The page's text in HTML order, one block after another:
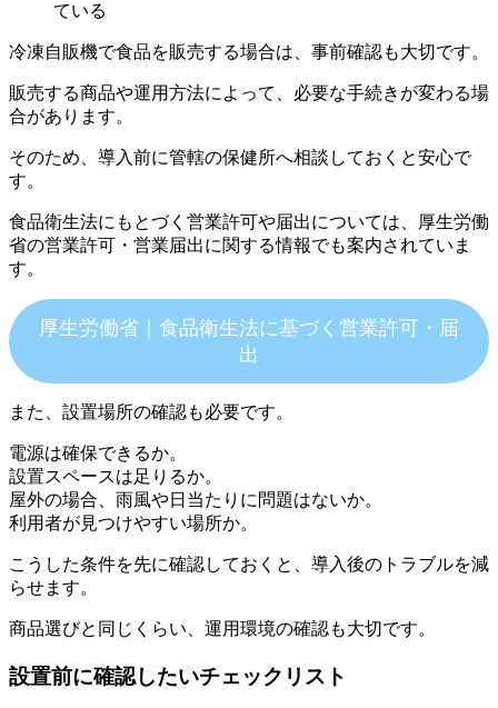
冷凍自販機で食品を販売する場合は、事前確認も大切です。
販売する商品や運用方法によって、必要な手続きが変わる場
合があります。
そのため、導入前に管轄の保健所へ相談しておくと安心で
す。
食品衛生法にもとづく営業許可や届出については、厚生労働
省の営業許可・営業届出に関する情報でも案内されていま
す。
厚生労働省｜食品衛生法に基づく営業許可・届
出
また、設置場所の確認も必要です。
電源は確保できるか。
設置スペースは足りるか。
屋外の場合、雨風や日当たりに問題はないか。
利用者が見つけやすい場所か。
こうした条件を先に確認しておくと、導入後のトラブルを減
らせます。
商品選びと同じくらい、運用環境の確認も大切です。
設置前に確認したいチェックリスト